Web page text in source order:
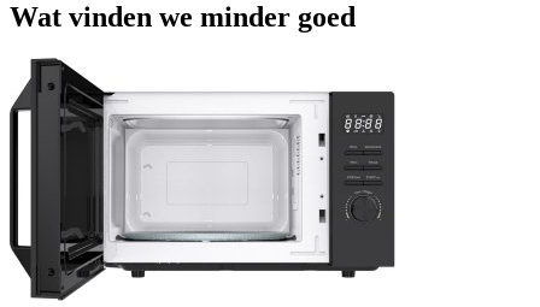
Wat vinden we minder goed